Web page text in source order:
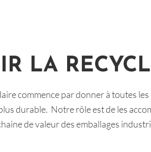
LA
commence par donner à toutes
durable. Notre rôle est de les
de valeur des emballages